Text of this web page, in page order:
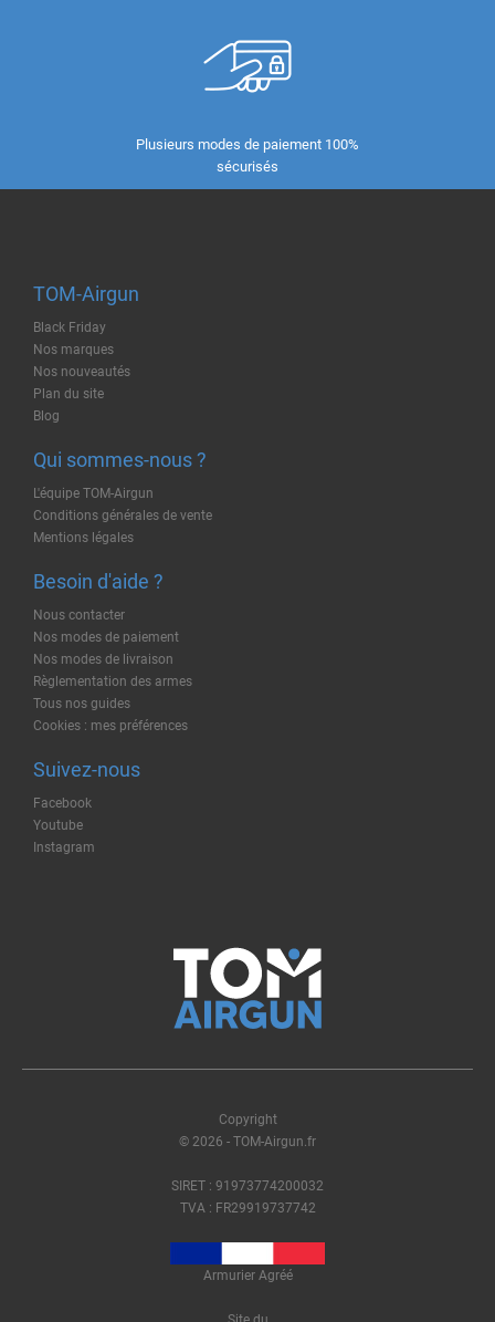
Plusieurs modes de paiement 100%
sécurisés
TOM-Airgun
Black Friday
Nos marques
Nos nouveautés
Plan du site
Blog
Qui sommes-nous ?
L'équipe TOM-Airgun
Conditions générales de vente
Mentions légales
Besoin d'aide ?
Nous contacter
Nos modes de paiement
Nos modes de livraison
Règlementation des armes
Tous nos guides
Cookies : mes préférences
Suivez-nous
Facebook
Youtube
Instagram
Copyright
© 2026 - TOM-Airgun.fr
SIRET : 91973774200032
TVA : FR29919737742
Armurier Agréé